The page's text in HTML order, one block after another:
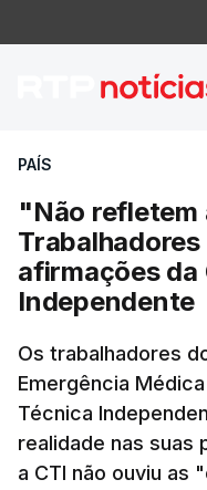
"Não
PAÍS
"Não refletem
afirmações da
Independente
Os trabalhadores
Emergência
Técnica
realidade nas suas
a CTI não ouviu as